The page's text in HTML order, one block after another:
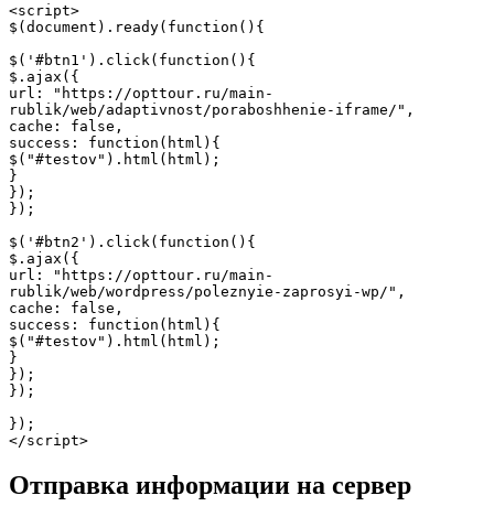
<script>
$(document).ready(function(){
$('#btn1').click(function(){
$.ajax({
url: "https://opttour.ru/main-
rublik/web/adaptivnost/poraboshhenie-iframe/",
cache: false,
success: function(html){
$("#testov").html(html);
}
});
});
$('#btn2').click(function(){
$.ajax({
url: "https://opttour.ru/main-
rublik/web/wordpress/poleznyie-zaprosyi-wp/",
cache: false,
success: function(html){
$("#testov").html(html);
}
});
});
});
</script>
Отправка информации на сервер